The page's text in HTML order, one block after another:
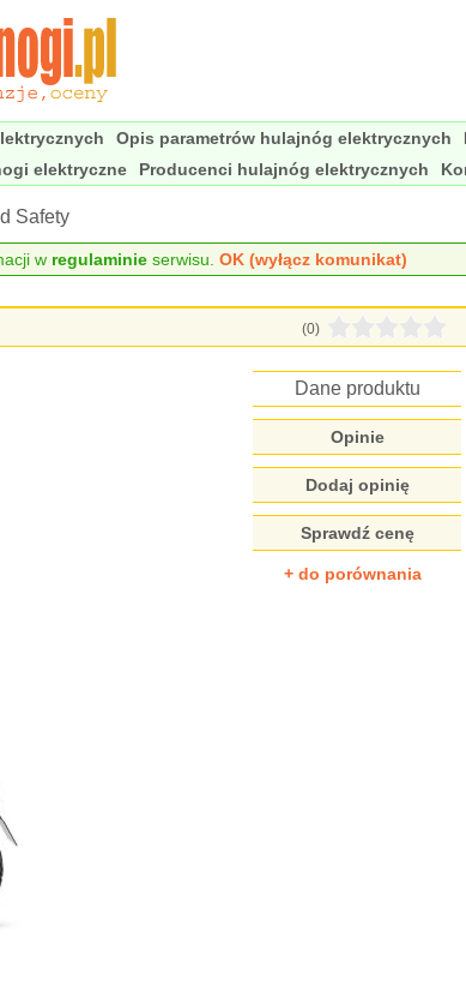
Opis parametrów hulajnóg elektrycznych
elektryczne Producenci hulajnóg elektrycznych
Safety
w regulaminieserwisu. OK (wyłącz komunikat)
(0)
Dane produktu
Opinie
Dodaj opinię
Sprawdź cenę
+ do porównania